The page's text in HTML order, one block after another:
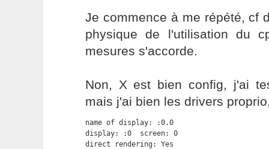
Je commence à me répété, cf
physique de l'utilisation du
mesures s'accorde.
Non, X est bien config, j'ai
mais j'ai bien les drivers
name of display: :0.0
display: :0  screen: 0
direct rendering: Yes